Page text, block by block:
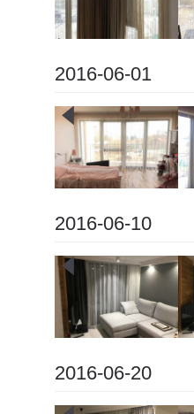
2016-06-01
2016-06-10
2016-06-20